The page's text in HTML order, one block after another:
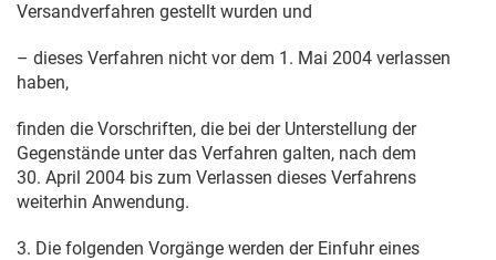
Versandverfahren gestellt wurden und
– dieses Verfahren nicht vor dem 1. Mai 2004 verlassen
haben,
finden die Vorschriften, die bei der Unterstellung der
Gegenstände unter das Verfahren galten, nach dem
30. April 2004 bis zum Verlassen dieses Verfahrens
weiterhin Anwendung.
3. Die folgenden Vorgänge werden der Einfuhr eines